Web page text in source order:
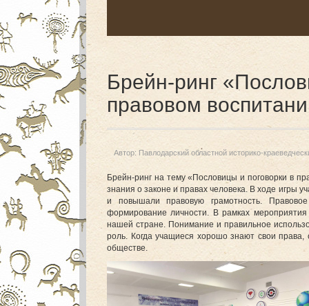
Брейн-ринг
правовом
Автор: Павлодарский областной историко-
Брейн-ринг на тему «Пословицы и поговорки в
знания о законе и правах человека. В ходе игры
и повышали правовую грамотность.
формирование личности. В рамках
нашей стране. Понимание и правильное
роль. Когда учащиеся хорошо знают свои права,
обществе.